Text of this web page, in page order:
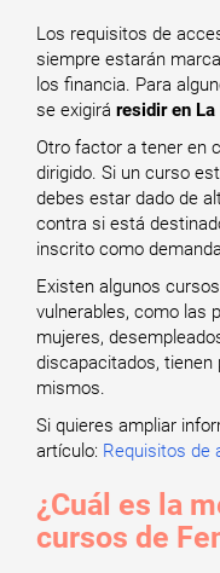
Los requisitos de
siempre estarán
los financia. Para
se exigirá residir en La
Otro factor a tener en
dirigido. Si un curso
debes estar dado de
contra si está
inscrito como
Existen algunos
vulnerables, como las
mujeres,
discapacitados, tienen
mismos.
Si quieres ampliar
artículo: Requisitos de
¿Cuál es la
cursos de